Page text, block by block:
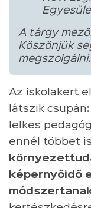
A tárgy
Köszönjük
megszolgálni.
Az iskolakert
látszik
lelkes
ennél többet
képernyőidő